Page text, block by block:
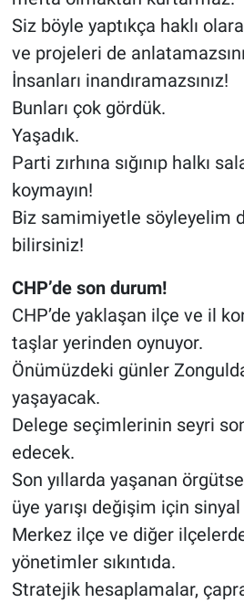
Siz böyle yaptıkça haklı
ve projeleri de
İnsanları inandıramazsınız!
Bunları çok gördük.
Yaşadık.
Parti zırhına sığınıp halkı
koymayın!
Biz samimiyetle söyleyelim
bilirsiniz!
CHP’de son durum!
CHP’de yaklaşan ilçe ve il
taşlar yerinden oynuyor.
Önümüzdeki günler
yaşayacak.
Delege seçimlerinin seyri
edecek.
Son yıllarda yaşanan
üye yarışı değişim için
Merkez ilçe ve diğer
yönetimler sıkıntıda.
Stratejik hesaplamalar,